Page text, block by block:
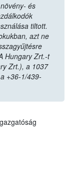
és
tiltott.
azt ne
Hungary Zrt.-t
Zrt.), a 1037
+36-1/439-